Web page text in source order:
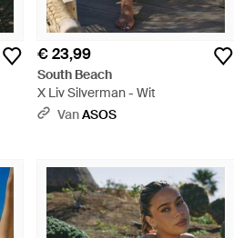
€ 23,99
South Beach
X Liv Silverman - Wit
VanASOS